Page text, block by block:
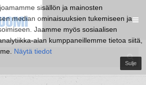
sisällön ja mainosten
median ominaisuuksien tukemiseen ja
Jaamme myös sosiaalisen
alan kumppaneillemme tietoa siitä,
Näytä tiedot
Sulje